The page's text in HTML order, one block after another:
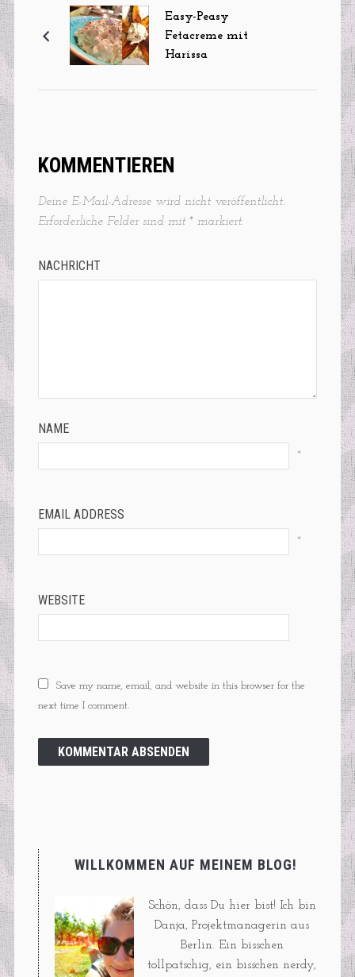
Easy-Peasy
Fetacreme mit
Harissa
KOMMENTIEREN
Deine E-Mail-Adresse wird nicht veröffentlicht.
Erforderliche Felder sind mit *markiert.
NACHRICHT
NAME
*
EMAIL ADDRESS
*
WEBSITE
Save my name, email, and website in this browser for the
next time I comment.
WILLKOMMEN AUF MEINEM BLOG!
Schön, dass Du hier bist! Ich bin
Danja, Projektmanagerin aus
Berlin. Ein bisschen
tollpatschig, ein bisschen nerdy,